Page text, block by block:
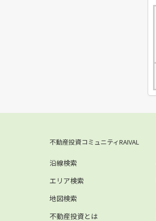
不動産投資コミュニティRAIVAL
沿線検索
エリア検索
地図検索
不動産投資とは